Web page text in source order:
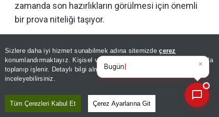
Sizlere daha iyi hizmet sunabilmek adına sitemizdeçerez
konumlandırmaktayız. Kişisel verileriniz, KVKK ve GDPR kapsamında
toplanıp işlenir. Detaylı bilgi almak içinAydınlatma Metnimizi
inceleyebilirsiniz.
Tüm Çerezleri Kabul Et Çerez Ayarlarına Git
zamanda son hazırlıkların görülmesi için önemli
bir prova niteliği taşıyor.
kamp kadrosu da açıklandı. Kadroda Onuralp,
Ahmet Doğan, Erol Can, Samet, Savic, Nwaiwu,
Cenk, Pina, Mustafa, Cabral, Melih, Bouchouari,
Malinovskyi, Ozan, Muci, Aral, Saviolo, Metehan,
Mitongo, Umut ve Onuachu yer aldı.
×
Günün spor, gündem ve
ekonomi gel